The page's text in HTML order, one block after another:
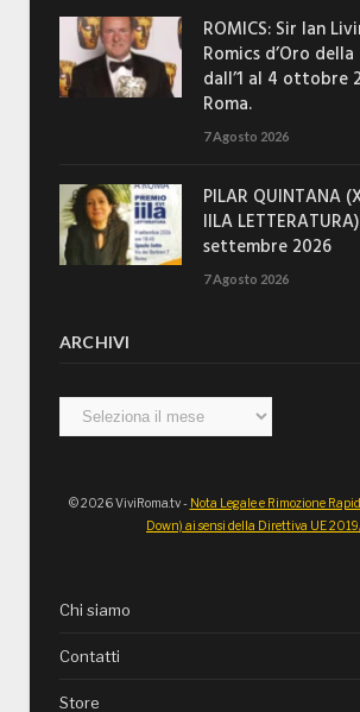
ROMICS: Sir Ian
Romics d’Oro
dall’1 al 4 ottobre
Roma.
7 Agosto 2026
PILAR QUINTANA
IILA
settembre 2026
7 Agosto 2026
ARCHIVI
Archivi
© 2026 ViviRoma.tv - Nota Legale e Rimozione
Down) ai sensi della Direttiva UE
Chi siamo
Contatti
Store